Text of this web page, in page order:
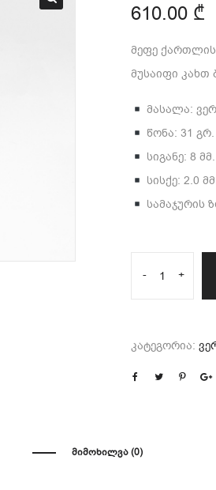
610.00 ₾
მეფე ქართლის
მუსაიფი კახთ
მასალა:
წონა: 31 გრ.
სიგანე: 8 მმ.
სისქე: 2.0
სამაჯურის
- +
კატეგორია:
ᲛᲘᲛᲝᲮᲘᲚᲕᲐ (0)